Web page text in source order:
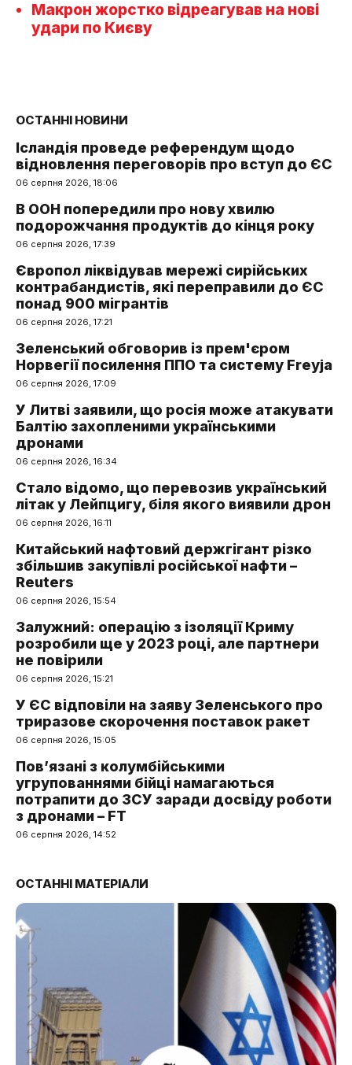
Макрон жорстко відреагував на нові
удари по Києву
ОСТАННІ НОВИНИ
Ісландія проведе референдум щодо
відновлення переговорів про вступ до ЄС
06 серпня 2026, 18:06
В ООН попередили про нову хвилю
подорожчання продуктів до кінця року
06 серпня 2026, 17:39
Європол ліквідував мережі сирійських
контрабандистів, які переправили до ЄС
понад 900 мігрантів
06 серпня 2026, 17:21
Зеленський обговорив із прем'єром
Норвегії посилення ППО та систему Freyja
06 серпня 2026, 17:09
У Литві заявили, що росія може атакувати
Балтію захопленими українськими
дронами
06 серпня 2026, 16:34
Стало відомо, що перевозив український
літак у Лейпцигу, біля якого виявили дрон
06 серпня 2026, 16:11
Китайський нафтовий держгігант різко
збільшив закупівлі російської нафти –
Reuters
06 серпня 2026, 15:54
Залужний: операцію з ізоляції Криму
розробили ще у 2023 році, але партнери
не повірили
06 серпня 2026, 15:21
У ЄС відповіли на заяву Зеленського про
триразове скорочення поставок ракет
06 серпня 2026, 15:05
Пов’язані з колумбійськими
угрупованнями бійці намагаються
потрапити до ЗСУ заради досвіду роботи
з дронами – FT
06 серпня 2026, 14:52
ОСТАННІ МАТЕРІАЛИ